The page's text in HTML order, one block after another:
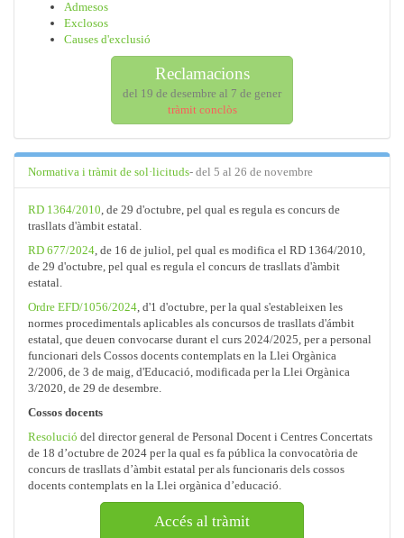
Admesos
Exclosos
Causes d'exclusió
Reclamacions
del 19 de desembre al 7 de gener
tràmit conclòs
Normativa i tràmit de sol·licituds- del 5 al 26 de novembre
RD 1364/2010, de 29 d'octubre, pel qual es regula es concurs de
trasllats d'àmbit estatal.
RD 677/2024, de 16 de juliol, pel qual es modifica el RD 1364/2010,
de 29 d'octubre, pel qual es regula el concurs de trasllats d'àmbit
estatal.
Ordre EFD/1056/2024, d'1 d'octubre, per la qual s'estableixen les
normes procedimentals aplicables als concursos de trasllats d'ámbit
estatal, que deuen convocarse durant el curs 2024/2025, per a personal
funcionari dels Cossos docents contemplats en la Llei Orgànica
2/2006, de 3 de maig, d'Educació, modificada per la Llei Orgànica
3/2020, de 29 de desembre.
Cossos docents
Resolució del director general de Personal Docent i Centres Concertats
de 18 d’octubre de 2024 per la qual es fa pública la convocatòria de
concurs de trasllats d’àmbit estatal per als funcionaris dels cossos
docents contemplats en la Llei orgànica d’educació.
Accés al tràmit